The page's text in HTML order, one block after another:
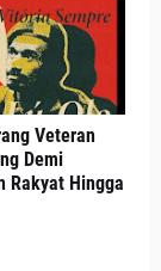
Veteran
Demi
Rakyat Hingga